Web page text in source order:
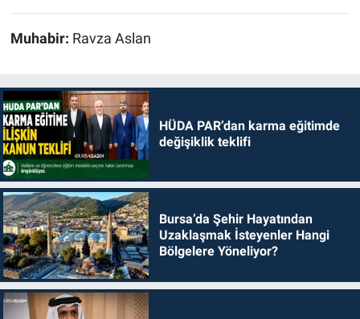
Muhabir: Ravza Aslan
HÜDA PAR’dan karma eğitimde
değişiklik teklifi
Bursa’da Şehir Hayatından
Uzaklaşmak İsteyenler Hangi
Bölgelere Yöneliyor?